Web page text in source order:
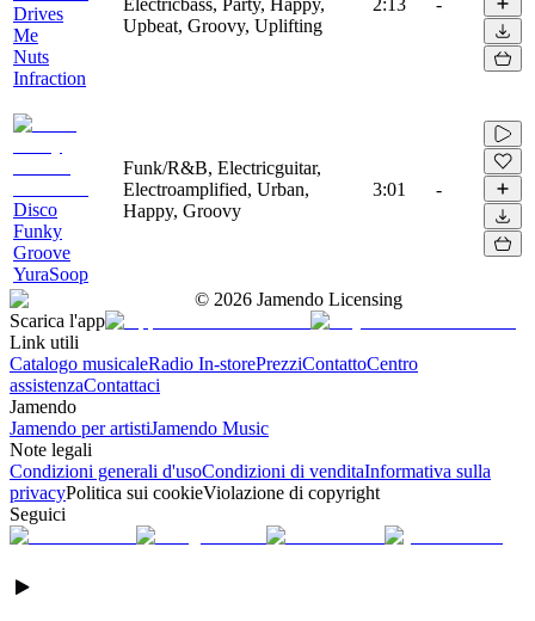
Drives
Me
Nuts
Infraction
Upbeat, Groovy, Uplifting
Disco
Funky
Groove
YuraSoop
Funk/R&B, Electricguitar,
Electroamplified, Urban,
Happy, Groovy
3:01 -
© 2026 Jamendo Licensing
Scarica l'app
Link utili
Catalogo musicaleRadio In-storePrezziContattoCentro
assistenzaContattaci
Jamendo
Jamendo per artistiJamendo Music
Note legali
Condizioni generali d'usoCondizioni di venditaInformativa sulla
privacyPolitica sui cookieViolazione di copyright
Seguici